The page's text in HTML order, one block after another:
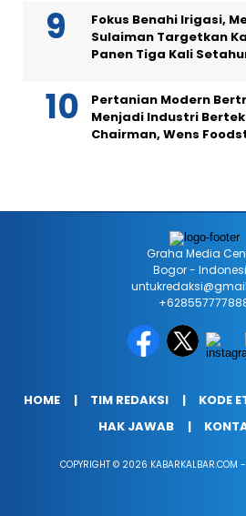
Fokus Benahi Irigasi,
Sulaiman Targetkan
Panen Tiga Kali
Pertanian Modern
Menjadi Industri
Chairman, Wens
Graha Media
Bogor -
HOME TIM REDAKSI KODE
HAK JAWAB
COPYRIGHT © 2026 KABARKALBAR.COM -